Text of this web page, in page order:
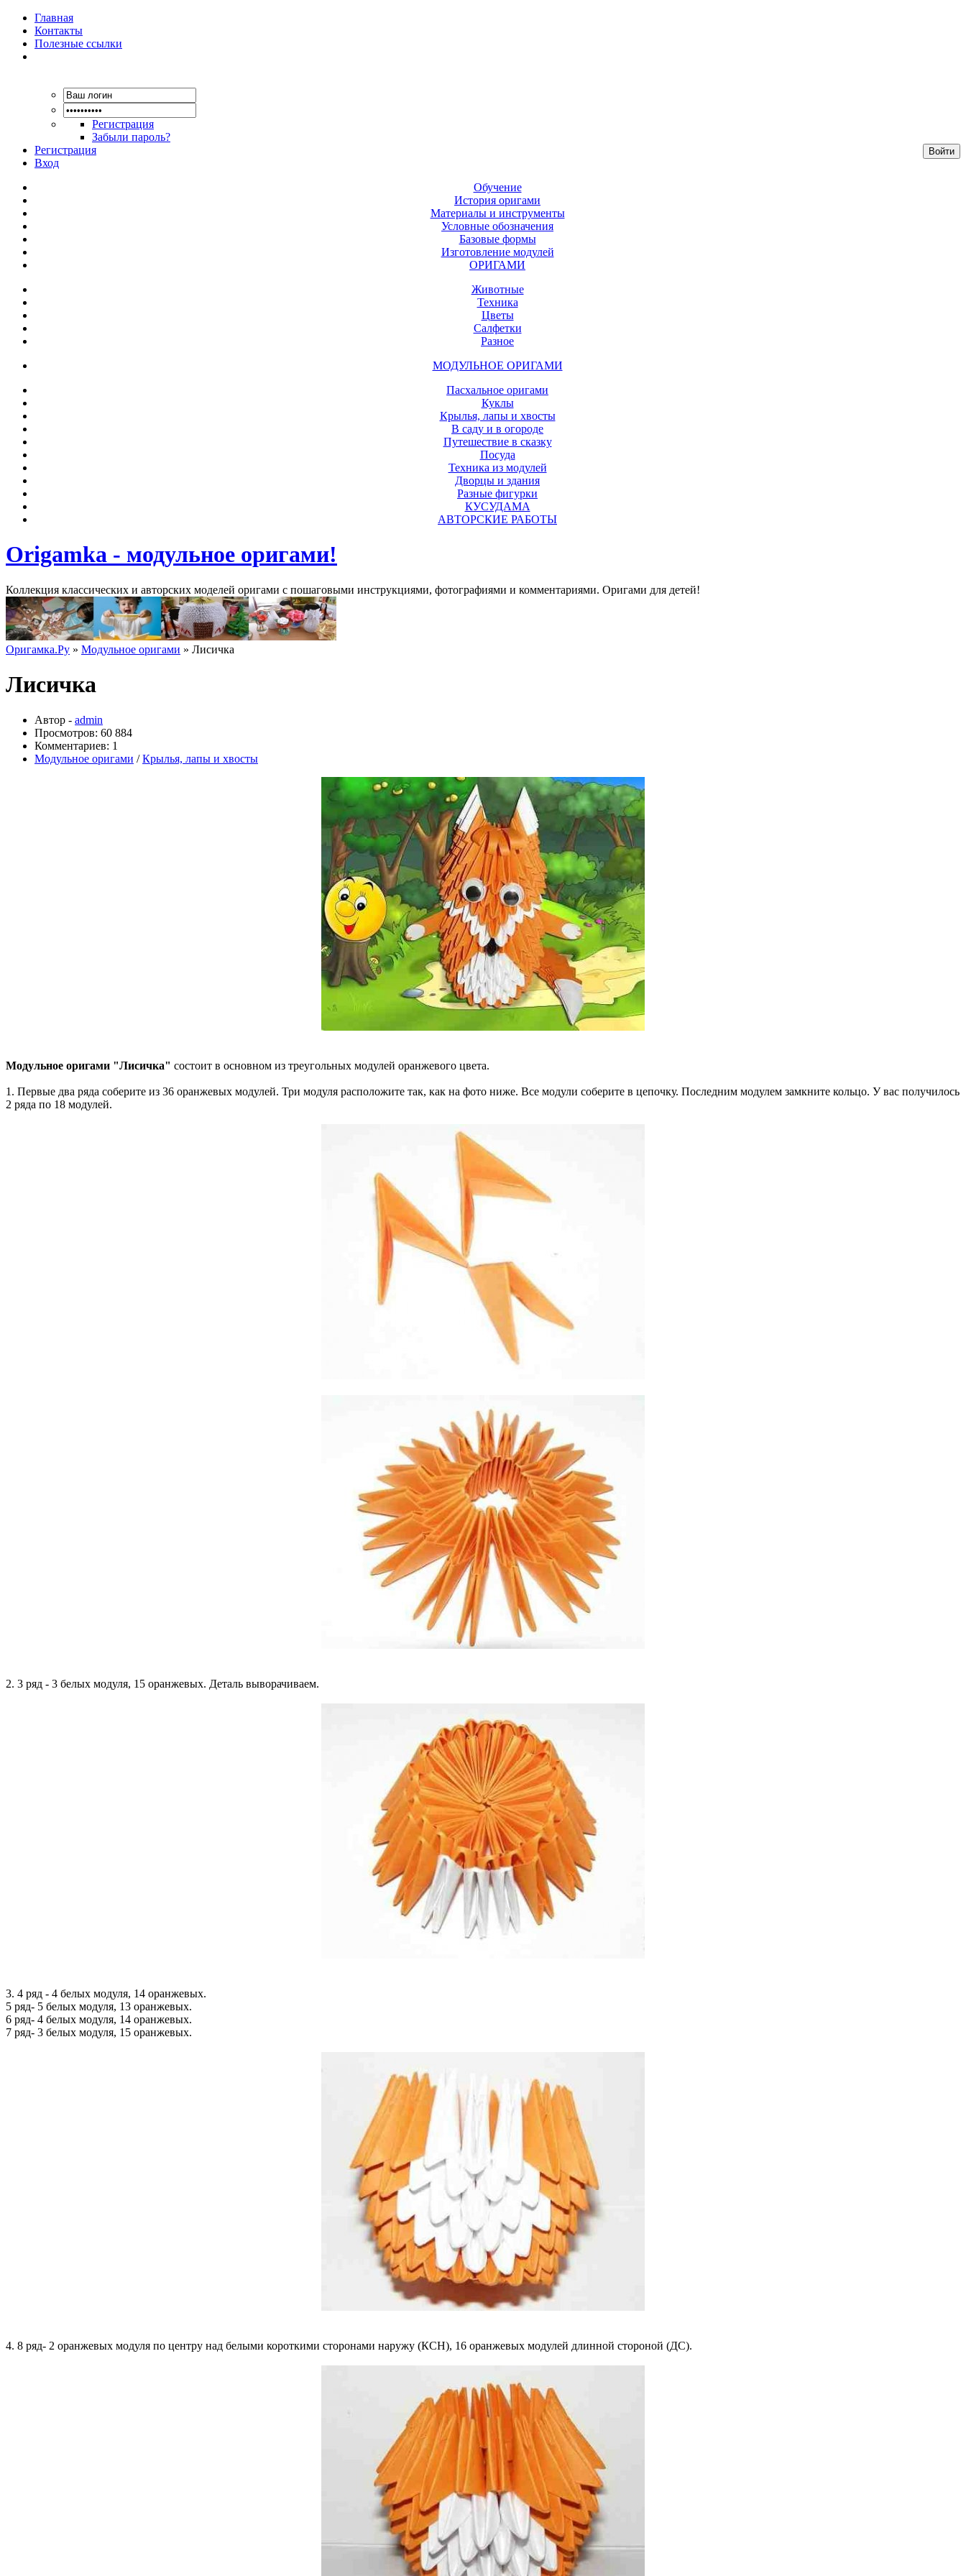
Главная
Контакты
Полезные ссылки
Регистрация
Забыли пароль?
Регистрация
Вход
Обучение
История оригами
Материалы и инструменты
Условные обозначения
Базовые формы
Изготовление модулей
ОРИГАМИ
Животные
Техника
Цветы
Салфетки
Разное
МОДУЛЬНОЕ ОРИГАМИ
Пасхальное оригами
Куклы
Крылья, лапы и хвосты
В саду и в огороде
Путешествие в сказку
Посуда
Техника из модулей
Дворцы и здания
Разные фигурки
КУСУДАМА
АВТОРСКИЕ РАБОТЫ
Origamka - модульное оригами!
Коллекция классических и авторских моделей оригами с пошаговыми инструкциями, фотографиями и комментариями. Оригами для детей!
Оригамка.Ру » Модульное оригами » Лисичка
Лисичка
Автор - admin
Просмотров: 60 884
Комментариев: 1
Модульное оригами /Крылья, лапы и хвосты
Модульное оригами "Лисичка" состоит в основном из треугольных модулей оранжевого цвета.
1. Первые два ряда соберите из 36 оранжевых модулей. Три модуля расположите так, как на фото ниже. Все модули соберите в цепочку. Последним модулем замкните кольцо. У вас получилось
2 ряда по 18 модулей.
2. 3 ряд - 3 белых модуля, 15 оранжевых. Деталь выворачиваем.
3. 4 ряд - 4 белых модуля, 14 оранжевых.
5 ряд- 5 белых модуля, 13 оранжевых.
6 ряд- 4 белых модуля, 14 оранжевых.
7 ряд- 3 белых модуля, 15 оранжевых.
4. 8 ряд- 2 оранжевых модуля по центру над белыми короткими сторонами наружу (КСН), 16 оранжевых модулей длинной стороной (ДС).